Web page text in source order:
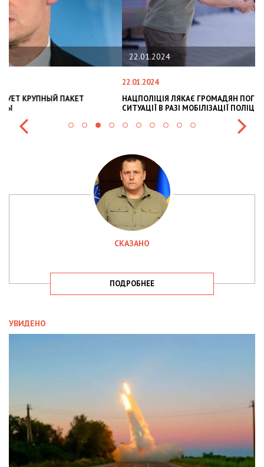
22.01.2024
НАЦПОЛІЦІЯ ЛЯКАЄ ГРОМАДЯН ПОГІРШЕННЯМ КРИМІНОГЕННОЇ
СИТУАЦІЇ В РАЗІ МОБІЛІЗАЦІЇ ПОЛІЦІЯНТІВ НА ВІЙНУ
СКАЗАНО
ПОДРОБНЕЕ
УВИДЕНО